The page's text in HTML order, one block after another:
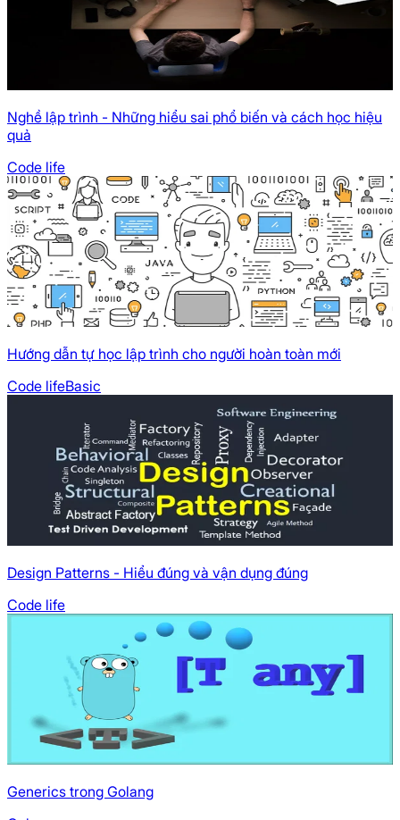
Nghề lập trình - Những hiểu sai phổ biến và cách học hiệu
quả
Code life
Hướng dẫn tự học lập trình cho người hoàn toàn mới
Code lifeBasic
Design Patterns - Hiểu đúng và vận dụng đúng
Code life
Generics trong Golang